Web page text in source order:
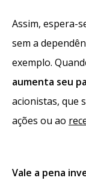
Assim, espera-
sem a
exemplo.
aumenta seu
acionistas, que
ações ou ao
Vale a pena